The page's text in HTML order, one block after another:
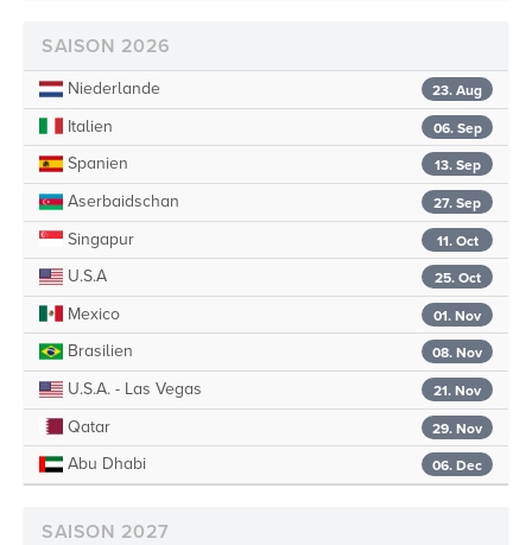
SAISON 2026
23. Aug
Niederlande
06. Sep
Italien
13. Sep
Spanien
27. Sep
Aserbaidschan
11. Oct
Singapur
25. Oct
U.S.A
01. Nov
Mexico
08. Nov
Brasilien
21. Nov
U.S.A. - Las Vegas
29. Nov
Qatar
06. Dec
Abu Dhabi
SAISON 2027